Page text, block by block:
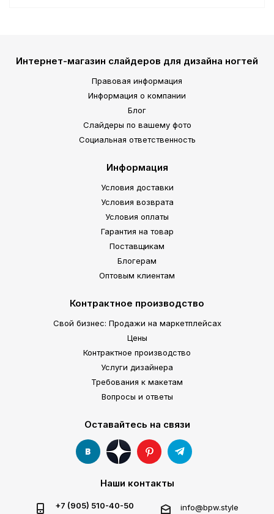
Интернет-магазин слайдеров для дизайна ногтей
Правовая информация
Информация о компании
Блог
Слайдеры по вашему фото
Социальная ответственность
Информация
Условия доставки
Условия возврата
Условия оплаты
Гарантия на товар
Поставщикам
Блогерам
Оптовым клиентам
Контрактное производство
Свой бизнес: Продажи на маркетплейсах
Цены
Контрактное производство
Услуги дизайнера
Требования к макетам
Вопросы и ответы
Оставайтесь на связи
Наши контакты
+7 (905) 510-40-50 info@bpw.style